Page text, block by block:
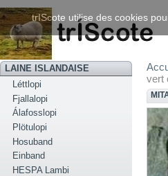
LAINE ISLANDAISE
Léttlopi
Fjallalopi
Álafosslopi
Plötulopi
Hosuband
Einband
HESPA Lambi
vert
trIScote utilise des cookies